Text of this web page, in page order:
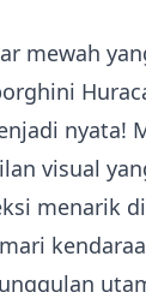
mewah
nyata!
visual
menarik